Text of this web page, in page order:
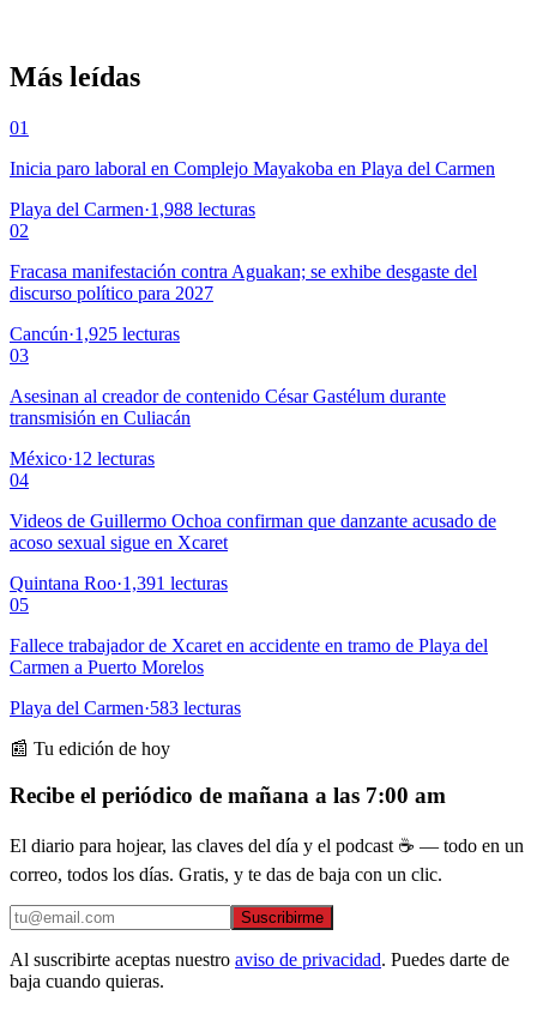
Más leídas
01
Inicia paro laboral en Complejo Mayakoba en Playa del Carmen
Playa del Carmen·1,988 lecturas
02
Fracasa manifestación contra Aguakan; se exhibe desgaste del
discurso político para 2027
Cancún·1,925 lecturas
03
Asesinan al creador de contenido César Gastélum durante
transmisión en Culiacán
México·12 lecturas
04
Videos de Guillermo Ochoa confirman que danzante acusado de
acoso sexual sigue en Xcaret
Quintana Roo·1,391 lecturas
05
Fallece trabajador de Xcaret en accidente en tramo de Playa del
Carmen a Puerto Morelos
Playa del Carmen·583 lecturas
📰 Tu edición de hoy
Recibe el periódico de mañana a las 7:00 am
El diario para hojear, las claves del día y el podcast ☕ — todo en un
correo, todos los días. Gratis, y te das de baja con un clic.
Suscribirme
Al suscribirte aceptas nuestro aviso de privacidad. Puedes darte de
baja cuando quieras.